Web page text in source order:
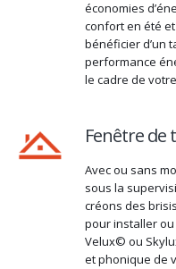
économies
confort en été
bénéficier d’un
performance
le cadre de
Fenêtre de
Avec ou sans
sous la
créons des
pour installer
Velux© ou
et phonique de